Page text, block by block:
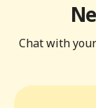
Chat with